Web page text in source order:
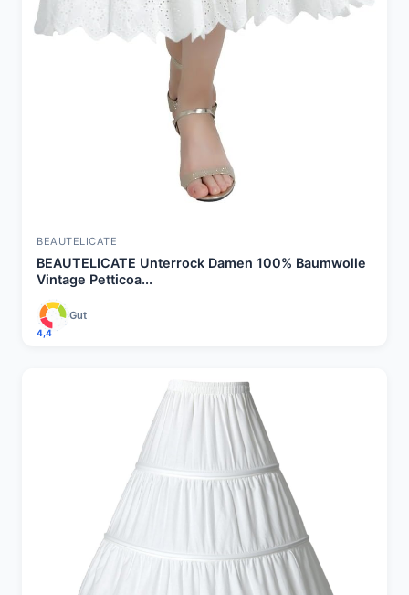
BEAUTELICATE
BEAUTELICATE Unterrock Damen 100% Baumwolle
Vintage Petticoa...
4,4
Gut